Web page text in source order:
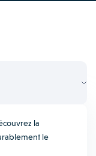
la
le